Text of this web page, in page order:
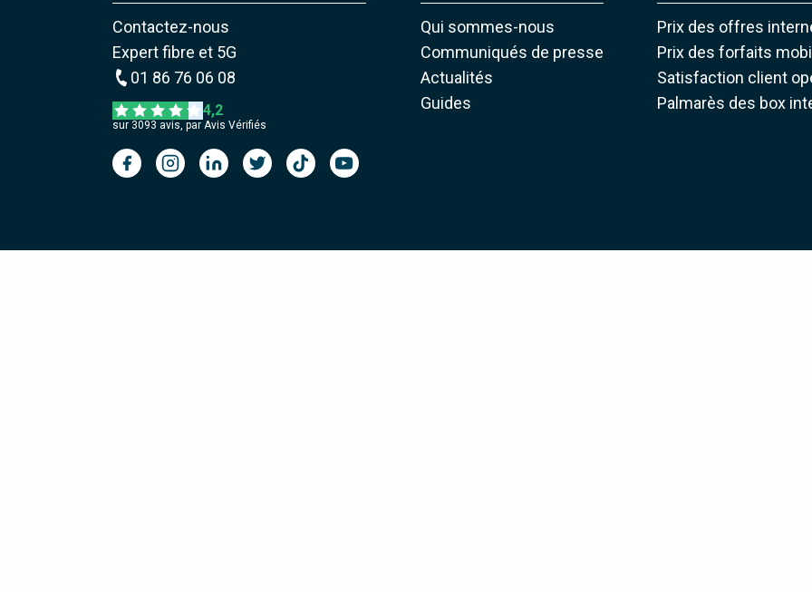
Contactez-nous
Expert fibre et 5G
01 86 76 06 08
4,2
sur 3093 avis, par Avis Vérifiés
Qui sommes-nous
Communiqués de presse
Actualités
Guides
Prix des offres
Prix des forfaits
Satisfaction client
Palmarès des box